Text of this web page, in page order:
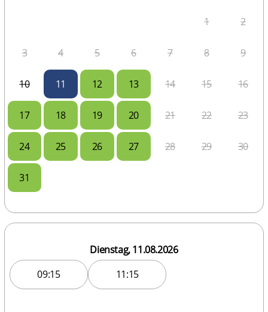
1 2
3 4 5 6 7 8 9
10 11 12 13 14 15 16
17 18 19 20 21 22 23
24 25 26 27 28 29 30
31
Dienstag, 11.08.2026
09:15
11:15